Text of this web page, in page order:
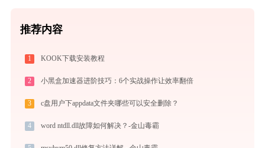
推荐内容
1 KOOK下载安装教程
2 小黑盒加速器进阶技巧：6个实战操作让效率翻倍
3 c盘用户下appdata文件夹哪些可以安全删除？
4 word ntdll.dll故障如何解决？-金山毒霸